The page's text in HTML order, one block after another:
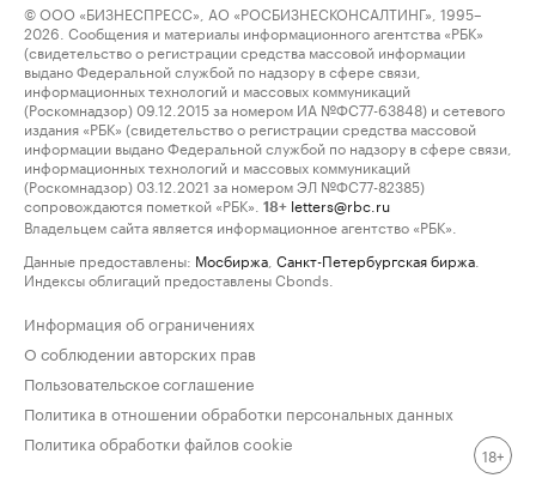
© ООО «БИЗНЕСПРЕСС», АО «РОСБИЗНЕСКОНСАЛТИНГ», 1995–
2026. Сообщения и материалы информационного агентства «РБК»
(свидетельство о регистрации средства массовой информации
выдано Федеральной службой по надзору в сфере связи,
информационных технологий и массовых коммуникаций
(Роскомнадзор) 09.12.2015 за номером ИА №ФС77-63848) и сетевого
издания «РБК» (свидетельство о регистрации средства массовой
информации выдано Федеральной службой по надзору в сфере связи,
информационных технологий и массовых коммуникаций
(Роскомнадзор) 03.12.2021 за номером ЭЛ №ФС77-82385)
сопровождаются пометкой «РБК».
18+ letters@rbc.ru
Владельцем сайта является информационное агентство «РБК».
Данные предоставлены: Мосбиржа Санкт-Петербургская биржа
Индексы облигаций предоставлены Cbonds.
Информация об ограничениях
О соблюдении авторских прав
Пользовательское соглашение
Политика в отношении обработки персональных данных
Политика обработки файлов cookie
18+